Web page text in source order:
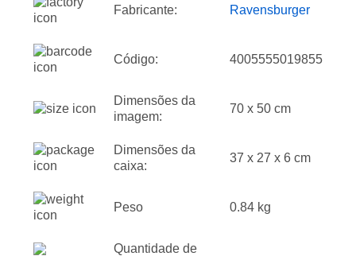
Fabricante: Ravensburger
Código: 4005555019855
Dimensões da
imagem:
70 x 50 cm
Dimensões da
caixa:
37 x 27 x 6 cm
Peso 0.84 kg
Quantidade de